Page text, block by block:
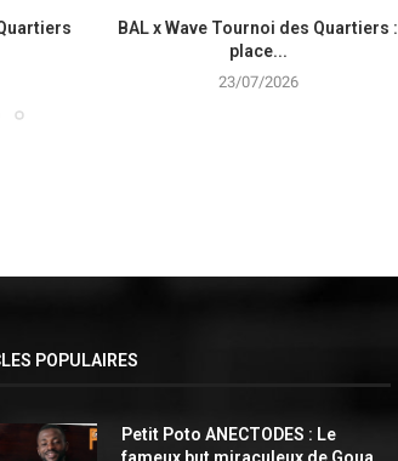
BAL x Wave Tournoi des Quartiers :
place...
23/07/2026
POPULAIRES
Petit Poto ANECTODES : Le